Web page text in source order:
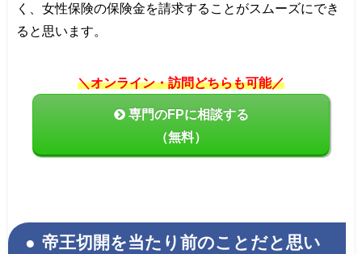
く、女性保険の保険金を請求することがスムーズにでき
ると思います。
＼オンライン・訪問どちらも可能／
専門のFPに相談する
（無料）
帝王切開を当たり前のことだと思い